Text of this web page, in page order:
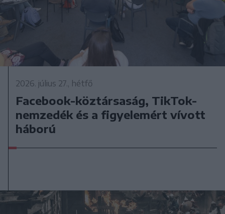
2026. július 27., hétfő
Facebook-köztársaság, TikTok-
nemzedék és a figyelemért vívott
háború